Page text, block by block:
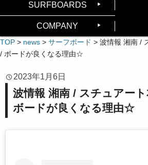
SURFBOARDS
COMPANY
TOP > news > サーフボード > 波情報 湘南 /
/ ボードが良くなる理由☆
2023年1月6日
波情報 湘南 / スチュアー
ボードが良くなる理由☆